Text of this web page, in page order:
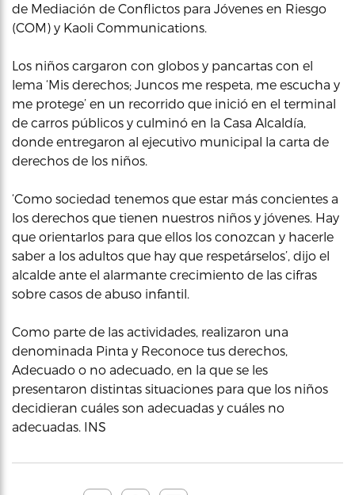
de Mediación de Conflictos para Jóvenes en Riesgo
(COM) y Kaoli Communications.
Los niños cargaron con globos y pancartas con el
lema ‘Mis derechos; Juncos me respeta, me escucha y
me protege’ en un recorrido que inició en el terminal
de carros públicos y culminó en la Casa Alcaldía,
donde entregaron al ejecutivo municipal la carta de
derechos de los niños.
‘Como sociedad tenemos que estar más concientes a
los derechos que tienen nuestros niños y jóvenes. Hay
que orientarlos para que ellos los conozcan y hacerle
saber a los adultos que hay que respetárselos’, dijo el
alcalde ante el alarmante crecimiento de las cifras
sobre casos de abuso infantil.
Como parte de las actividades, realizaron una
denominada Pinta y Reconoce tus derechos,
Adecuado o no adecuado, en la que se les
presentaron distintas situaciones para que los niños
decidieran cuáles son adecuadas y cuáles no
adecuadas. INS